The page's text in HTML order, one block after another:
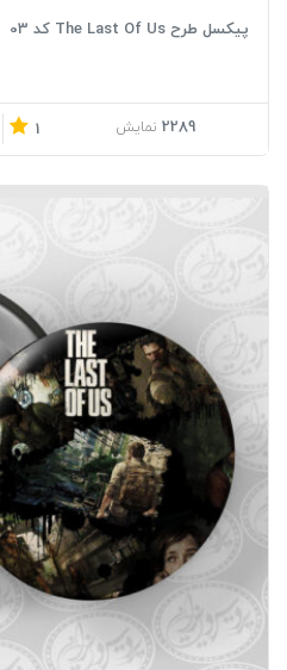
پیکسل طرح The Last Of Us کد 03
2289 نمایش 1